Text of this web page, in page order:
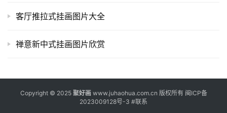
客厅推拉式挂画图片大全
禅意新中式挂画图片欣赏
Copyright © 2025 聚好画www.juhaohua.com.cn 版权所有 闽ICP备
2023009128号-3 #联系